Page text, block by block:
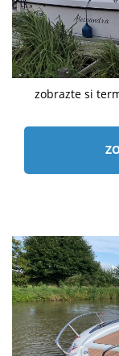
zobrazte si